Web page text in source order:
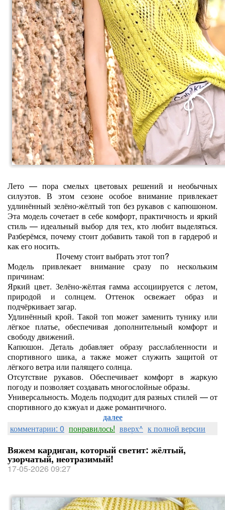
Лето — пора смелых цветовых решений и необычных
силуэтов. В этом сезоне особое внимание привлекает
удлинённый зелёно‑жёлтый топ без рукавов с капюшоном.
Эта модель сочетает в себе комфорт, практичность и яркий
стиль — идеальный выбор для тех, кто любит выделяться.
Разберёмся, почему стоит добавить такой топ в гардероб и
как его носить.
Почему стоит выбрать этот топ?
Модель привлекает внимание сразу по нескольким
причинам:
Яркий цвет. Зелёно‑жёлтая гамма ассоциируется с летом,
природой и солнцем. Оттенок освежает образ и
подчёркивает загар.
Удлинённый крой. Такой топ может заменить тунику или
лёгкое платье, обеспечивая дополнительный комфорт и
свободу движений.
Капюшон. Деталь добавляет образу расслабленности и
спортивного шика, а также может служить защитой от
лёгкого ветра или палящего солнца.
Отсутствие рукавов. Обеспечивает комфорт в жаркую
погоду и позволяет создавать многослойные образы.
Универсальность. Модель подходит для разных стилей — от
спортивного до кэжуал и даже романтичного.
далее
комментарии: 0 понравилось! вверх^ к полной версии
Вяжем кардиган, который светит: жёлтый,
узорчатый, неотразимый!
17-05-2026 09:27